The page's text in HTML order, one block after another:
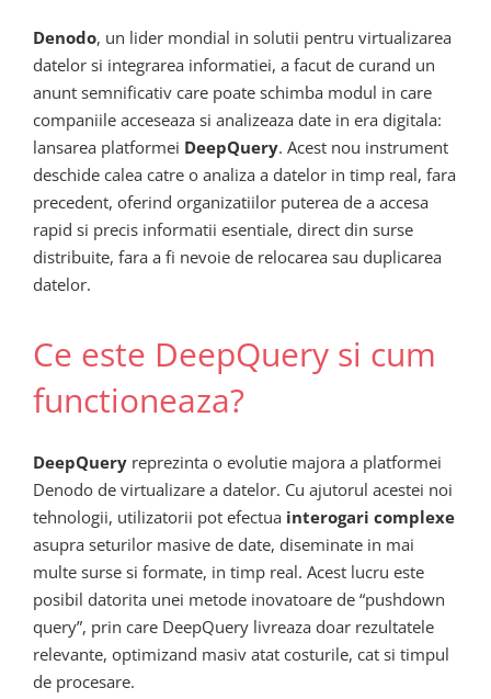
Denodo, un lider mondial in solutii pentru virtualizarea
datelor si integrarea informatiei, a facut de curand un
anunt semnificativ care poate schimba modul in care
companiile acceseaza si analizeaza date in era digitala:
lansarea platformei DeepQuery. Acest nou instrument
deschide calea catre o analiza a datelor in timp real, fara
precedent, oferind organizatiilor puterea de a accesa
rapid si precis informatii esentiale, direct din surse
distribuite, fara a fi nevoie de relocarea sau duplicarea
datelor.
Ce este DeepQuery si cum
functioneaza?
DeepQuery reprezinta o evolutie majora a platformei
Denodo de virtualizare a datelor. Cu ajutorul acestei noi
tehnologii, utilizatorii pot efectua interogari complexe
asupra seturilor masive de date, diseminate in mai
multe surse si formate, in timp real. Acest lucru este
posibil datorita unei metode inovatoare de “pushdown
query”, prin care DeepQuery livreaza doar rezultatele
relevante, optimizand masiv atat costurile, cat si timpul
de procesare.